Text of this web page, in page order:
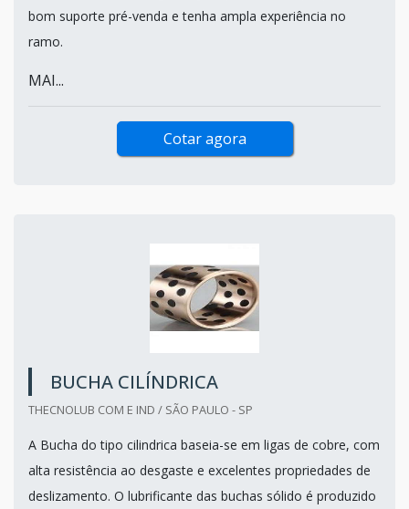
bom suporte pré-venda e tenha ampla experiência no
ramo.
MAI...
Cotar agora
BUCHA CILÍNDRICA
THECNOLUB COM E IND / SÃO PAULO - SP
A Bucha do tipo cilindrica baseia-se em ligas de cobre, com
alta resistência ao desgaste e excelentes propriedades de
deslizamento. O lubrificante das buchas sólido é produzido